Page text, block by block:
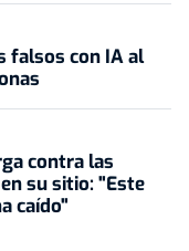
falsos con IA al
contra las
su sitio: "Este
caído"